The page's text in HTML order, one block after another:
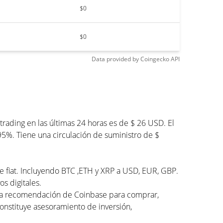
$0
$0
Data provided byCoingeckoAPI
en las últimas 24 horas es de $ 26 USD. El
Tiene una circulación de suministro de $
Incluyendo BTC ,ETH y XRP a USD, EUR, GBP.
digitales.
de Coinbase para comprar,
asesoramiento de inversión,